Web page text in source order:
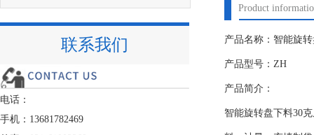
Product
产品名称：智能旋
产品型号：ZH
产品简介：
智能旋转盘下料30
联系我们
电话：
手机：13681782469